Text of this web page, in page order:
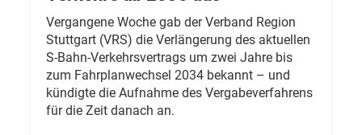
Vergangene Woche gab der Verband Region
Stuttgart (VRS) die Verlängerung des aktuellen
S-Bahn-Verkehrsvertrags um zwei Jahre bis
zum Fahrplanwechsel 2034 bekannt – und
kündigte die Aufnahme des Vergabeverfahrens
für die Zeit danach an.